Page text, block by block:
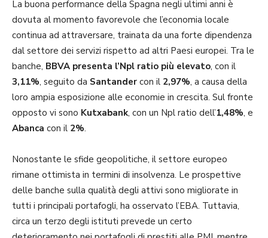
La buona performance della Spagna negli ultimi anni è
dovuta al momento favorevole che l’economia locale
continua ad attraversare, trainata da una forte dipendenza
dal settore dei servizi rispetto ad altri Paesi europei. Tra le
banche, BBVA presenta l’Npl ratio più elevato, con il
3,11%, seguito da Santander con il 2,97%, a causa della
loro ampia esposizione alle economie in crescita. Sul fronte
opposto vi sono Kutxabank, con un Npl ratio dell’1,48%, e
Abanca con il 2%.
Nonostante le sfide geopolitiche, il settore europeo
rimane ottimista in termini di insolvenza. Le prospettive
delle banche sulla qualità degli attivi sono migliorate in
tutti i principali portafogli, ha osservato l’EBA. Tuttavia,
circa un terzo degli istituti prevede un certo